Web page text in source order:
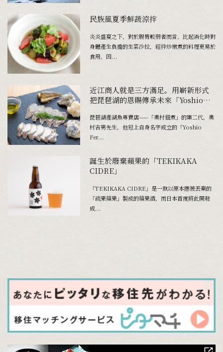
民族風夏季鮮蔬涼拌
炎炎盛夏之下，對於腸胃較弱者而言，比起消化時對
身體產生負擔的生菜沙拉，經拌炒燉煮的料理更易於
食用，因...
近江商人就是三方滿足。用嶄新形式
把琵琶湖的恩賜傳承未來「Yoshio
Fermented Foods」
琵琶湖產湖魚專賣店——「奧村佃煮」的第二代，奧
村吉男先生，他冠上自身名字成立的「Yoshio
Fer...
誕生於廢棄蘋果的「TEKIKAKA
CIDRE」
「TEKIKAKA CIDRE」是一款以原本應被丟棄的
「疏果蘋果」製成的蘋果酒，而日本首度將此開發
成...